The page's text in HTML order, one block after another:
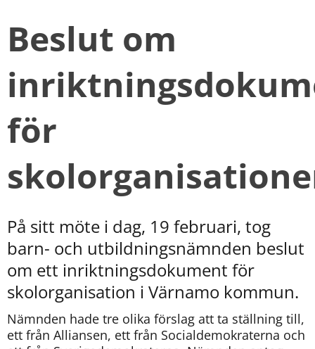
Beslut om
för
På sitt möte i dag, 19 februari, tog
barn- och utbildningsnämnden beslut
om ett inriktningsdokument för
skolorganisation i Värnamo kommun.
Nämnden hade tre olika förslag att ta ställning till,
ett från Alliansen, ett från Socialdemokraterna och